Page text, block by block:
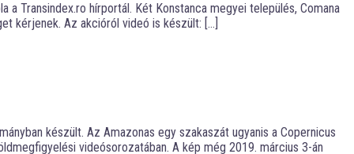
Transindex.ro hírportál. Két Konstanca megyei település, Comana
kérjenek. Az akcióról videó is készült: […]
készült. Az Amazonas egy szakaszát ugyanis a Copernicus
videósorozatában. A kép még 2019. március 3-án